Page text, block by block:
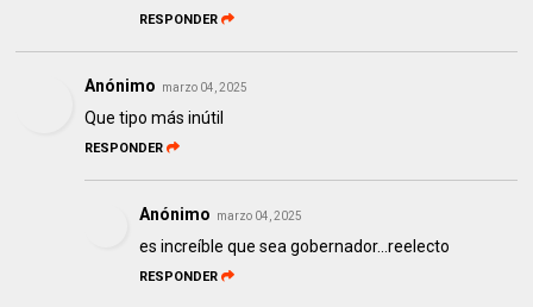
RESPONDER
Anónimo marzo 04, 2025
Que tipo más inútil
RESPONDER
Anónimo marzo 04, 2025
es increíble que sea gobernador...reelecto
RESPONDER